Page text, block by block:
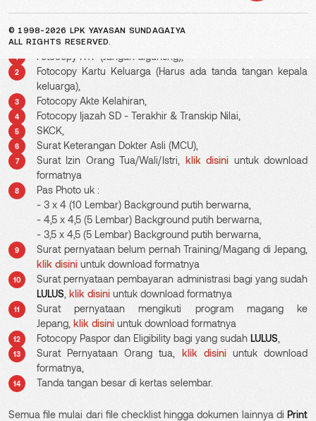
© 1998-2026 LPK YAYASAN SUNDAGAIYA
ALL RIGHTS RESERVED.
file"
Fotocopy KTP (Jangan digunting),
Fotocopy Kartu Keluarga (Harus ada tanda tangan kepala
keluarga),
Fotocopy Akte Kelahiran,
Fotocopy Ijazah SD - Terakhir & Transkip Nilai,
SKCK,
Surat Keterangan Dokter Asli (MCU),
Surat Izin Orang Tua/Wali/Istri, klik disini untuk download
formatnya
Pas Photo uk :
- 3 x 4 (10 Lembar) Background putih berwarna,
- 4,5 x 4,5 (5 Lembar) Background putih berwarna,
- 3,5 x 4,5 (5 Lembar) Background putih berwarna,
Surat pernyataan belum pernah Training/Magang di Jepang,
klik disini untuk download formatnya
Surat pernyataan pembayaran administrasi bagi yang sudah
LULUS klik disini untuk download formatnya
Surat pernyataan mengikuti program magang ke
Jepang, klik disini untuk download formatnya
Fotocopy Paspor dan Eligibility bagi yang sudah LULUS
Surat Pernyataan Orang tua, klik disiniuntuk download
formatnya,
Tanda tangan besar di kertas selembar.
Semua file mulai dari file checklist hingga dokumen lainnya di Print